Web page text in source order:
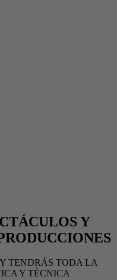
Y
TENDRÁS TODA LA
Y TÉCNICA